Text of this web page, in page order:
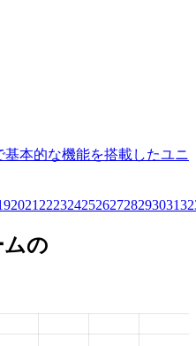
本的な機能を搭載したユニ
2021 2223242526272829303132
の